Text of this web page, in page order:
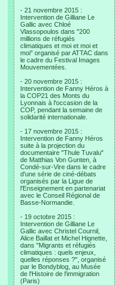
- 21 novembre 2015 :
Intervention de Gilliane Le
Gallic avec Chloé
Vlassopoulos dans "200
millions de réfugiés
climatiques et moi et moi et
moi" organisé par ATTAC dans
le cadre du Festival Images
Mouvementées.
- 20 novembre 2015 :
Intervention de Fanny Héros à
la COP21 des Monts du
Lyonnais à l'occasion de la
COP, pendant la semaine de
solidarité internationale.
- 17 novembre 2015 :
Intervention de Fanny Héros
suite à la projection du
documentaire "Thule Tuvalu"
de Matthias Von Gunten, à
Condé-sur-Vire dans le cadre
d'une série de ciné-débats
organisés par la Ligue de
l'Enseignement en partenariat
avec le Conseil Régional de
Basse-Normandie.
- 19 octobre 2015 :
Intervention de Gilliane Le
Gallic avec Christel Cournil,
Alice Baillat et Michel Hignette,
dans "Migrants et réfugiés
climatiques : quels enjeux,
quelles réponses ?", organisé
par le Bondyblog, au Musée
de l'Histoire de l'immigration
(Paris)